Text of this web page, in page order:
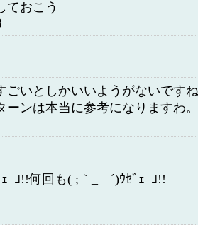
ておこう
ごいとしかいいようがないです
ーンは本当に参考になりますわ。
ｰﾖ!!何回も( ;｀_ゝ´)ｳｾﾞｪｰﾖ!!